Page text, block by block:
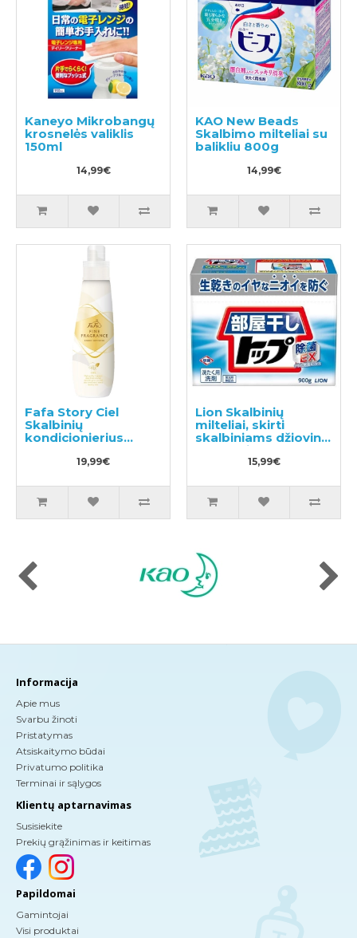
Kaneyo Mikrobangų
krosnelės valiklis
150ml
14,99€
KAO New Beads
Skalbimo milteliai su
balikliu 800g
14,99€
Fafa Story Ciel
Skalbinių
kondicionierius
19,99€
Lion Skalbinių
milteliai, skirti
skalbiniams džiovinti
patalpoje 900g
15,99€
Informacija
Apie mus
Svarbu žinoti
Pristatymas
Atsiskaitymo būdai
Privatumo politika
Terminai ir sąlygos
Klientų aptarnavimas
Susisiekite
Prekių grąžinimas ir keitimas
Papildomai
Gamintojai
Visi produktai